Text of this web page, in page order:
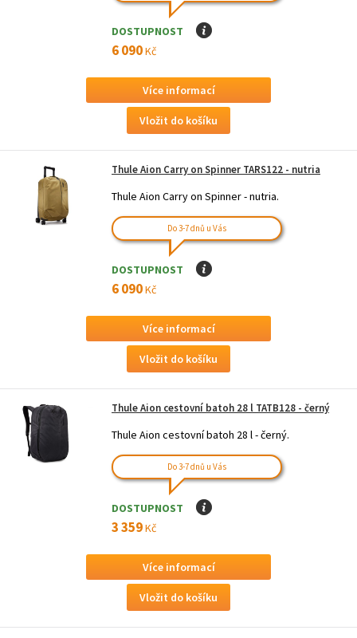
DOSTUPNOST I
6 090Kč
Více informací
Thule Aion Carry on Spinner TARS122 - nutria
Thule Aion Carry on Spinner - nutria.
Do 3-7 dnů u Vás
DOSTUPNOST I
6 090Kč
Více informací
Thule Aion cestovní batoh 28 l TATB128 - černý
Thule Aion cestovní batoh 28 l - černý.
Do 3-7 dnů u Vás
DOSTUPNOST I
3 359Kč
Více informací